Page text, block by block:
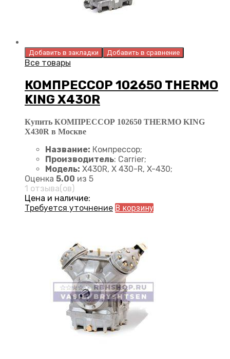
Добавить в закладки Добавить в сравнение
Все товары
КОМПРЕССОР 102650 THERMO
KING X430R
Купить КОМПРЕССОР 102650 THERMO KING
X430R в Москве
Название: Компрессор;
Производитель: Carrier;
Модель: X430R, X 430-R, X-430;
Оценка 5.00 из 5
1 отзыва(ов)
Цена и наличие:
Требуется уточнение В корзину